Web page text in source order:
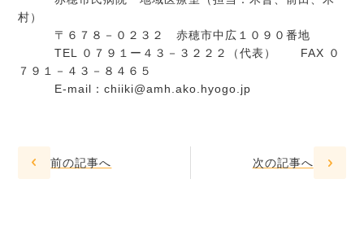
村）
〒６７８－０２３２ 赤穂市中広１０９０番地
TEL ０７９１ー４３－３２２２（代表） FAX ０
７９１－４３－８４６５
E-mail：chiiki@amh.ako.hyogo.jp
前の記事へ 次の記事へ